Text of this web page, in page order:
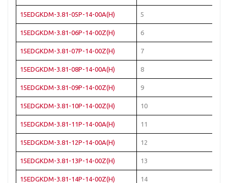
15EDGKDM-3.81-05P-14-00A(H) 5
15EDGKDM-3.81-06P-14-00Z(H) 6
15EDGKDM-3.81-07P-14-00Z(H) 7
15EDGKDM-3.81-08P-14-00A(H) 8
15EDGKDM-3.81-09P-14-00Z(H) 9
15EDGKDM-3.81-10P-14-00Z(H) 10
15EDGKDM-3.81-11P-14-00A(H) 11
15EDGKDM-3.81-12P-14-00A(H) 12
15EDGKDM-3.81-13P-14-00Z(H) 13
15EDGKDM-3.81-14P-14-00Z(H) 14